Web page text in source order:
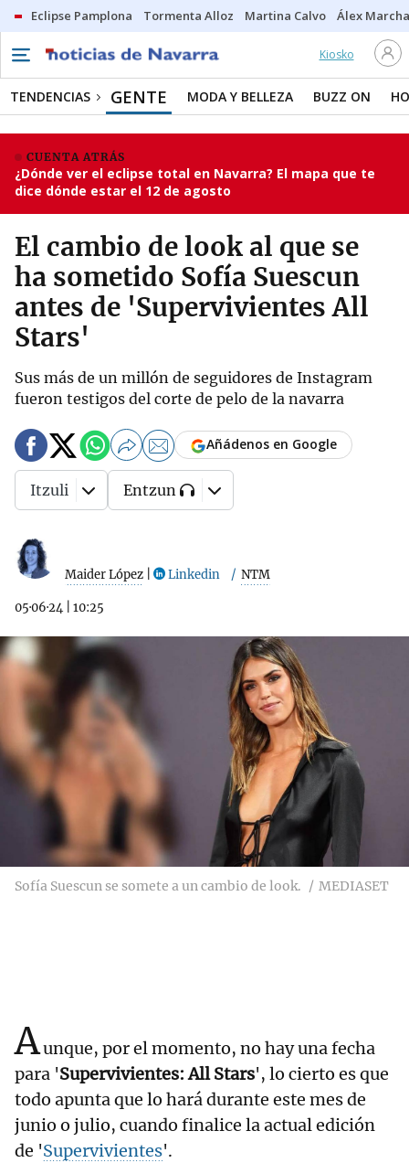
Eclipse Pamplona Tormenta Alloz Martina Calvo Álex
Kiosko
TENDENCIAS GENTE MODA Y BELLEZA BUZZ ON
CUENTA ATRÁS
¿Dónde ver el eclipse total en Navarra? El mapa que te
dice dónde estar el 12 de agosto
El cambio de look al que se
ha sometido Sofía Suescun
antes de 'Supervivientes All
Stars'
Sus más de un millón de seguidores de Instagram
fueron testigos del corte de pelo de la navarra
Maider López Linkedin NTM
05·06·24 10:25
Añádenos en Google
Itzuli Entzun
Sofía Suescun se somete a un cambio de look. MEDIASET
Aunque, por el momento, no hay una fecha
para 'Supervivientes: All Stars', lo cierto es que
todo apunta que lo hará durante este mes de
junio o julio, cuando finalice la actual edición
de 'Supervivientes'.